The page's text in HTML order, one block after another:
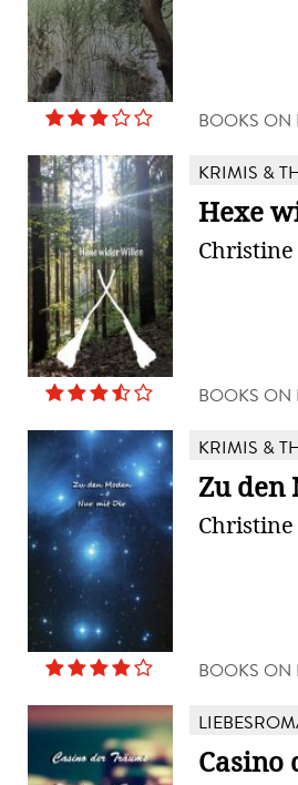
BOOKS
KRIMIS &
Hexe
Christine
BOOKS
KRIMIS &
Zu den
Christine
BOOKS
Casino